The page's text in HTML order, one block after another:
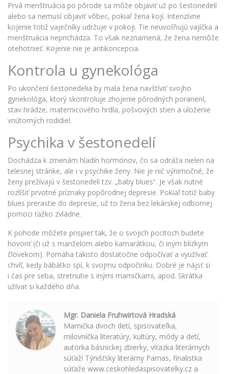
Prvá menštruácia po pôrode sa môže objaviť už po šestonedelí
alebo sa nemusí objaviť vôbec, pokiaľ žena kojí. Intenzívne
kojenie totiž vaječníky udržuje v pokoji. Tie neuvoľňujú vajíčka a
menštruácia neprichádza. To však neznamená, že žena nemôže
otehotnieť. Kojenie nie je antikoncepcia.
Kontrola u gynekológa
Po ukončení šestonedelia by mala žena navštíviť svojho
gynekológa, ktorý skontroluje zhojenie pôrodných poranení,
stav hrádze, maternicového hrdla, pošvových stien a uloženie
vnútorných rodidiel.
Psychika v šestonedelí
Dochádza k zmenám hladín hormónov, čo sa odráža nielen na
telesnej stránke, ale i v psychike ženy. Nie je nič výnimočné, že
ženy prežívajú v šestonedelí tzv. „baby blues“. Je však nutné
rozlíšiť prvotné príznaky popôrodnej depresie. Pokiaľ totiž baby
blues prerastie do depresie, už to žena bez lekárskej odbornej
pomoci ťažko zvládne.
K pohode môžete prispieť tak, že o svojich pocitoch budete
hovoriť (či už s manželom alebo kamarátkou, či iným blízkym
človekom). Pomáha takisto dostatočne odpočívať a využívať
chvíľ, kedy bábätko spí, k svojmu odpočinku. Dobré je nájsť si
i čas pre seba, stretnutie s inými mamičkami, apod. Skrátka
užívať si každého dňa.
Mgr. Daniela Fruhwirtová Hradská
Mamička dvoch detí, spisovateľka,
milovníčka literatúry, kultúry, módy a detí,
autorka básnickej zbierky, víťazka literárnych
súťaží Týnišťsky literárny Parnas, finalistka
súťaže www.ceskohledaspisovatelky.cz a